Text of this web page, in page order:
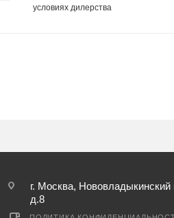
условиях дилерства
г. Москва, Нововладыкинский
д.8